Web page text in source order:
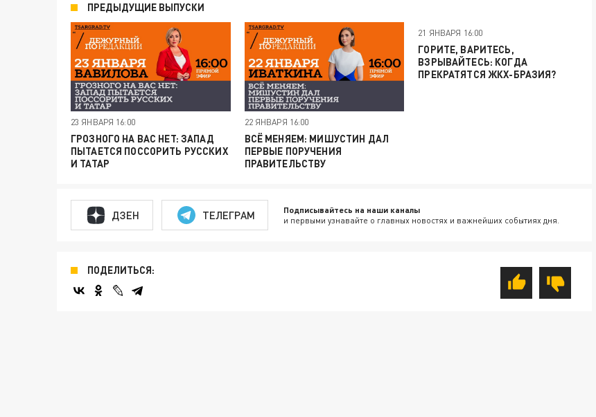
ПРЕДЫДУЩИЕ ВЫПУСКИ
23 ЯНВАРЯ 16:00
ГРОЗНОГО НА ВАС НЕТ: ЗАПАД
ПЫТАЕТСЯ ПОССОРИТЬ РУССКИХ
И ТАТАР
22 ЯНВАРЯ 16:00
ВСЁ МЕНЯЕМ: МИШУСТИН ДАЛ
ПЕРВЫЕ ПОРУЧЕНИЯ
ПРАВИТЕЛЬСТВУ
21 ЯНВАРЯ 16:00
ГОРИТЕ, ВАРИТЕСЬ,
ВЗРЫВАЙТЕСЬ: КОГДА
ПРЕКРАТЯТСЯ ЖКХ-БРАЗИЯ?
ДЗЕН ТЕЛЕГРАМ Подписывайтесь на наши каналы
и первыми узнавайте о главных новостях и важнейших событиях дня.
ПОДЕЛИТЬСЯ: